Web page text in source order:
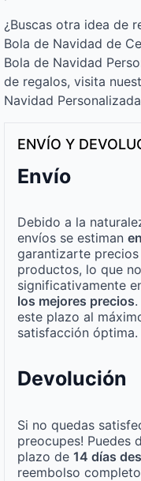
¿Buscas otra idea de
Bola de Navidad de
Bola de Navidad
de regalos, visita
Navidad
ENVÍO Y
Envío
Debido a la
envíos se estiman
garantizarte
productos, lo que
significativamente
los mejores precios
este plazo al
satisfacción óptima.
Devolución
Si no quedas
preocupes! Puedes
plazo de 14 días
reembolso